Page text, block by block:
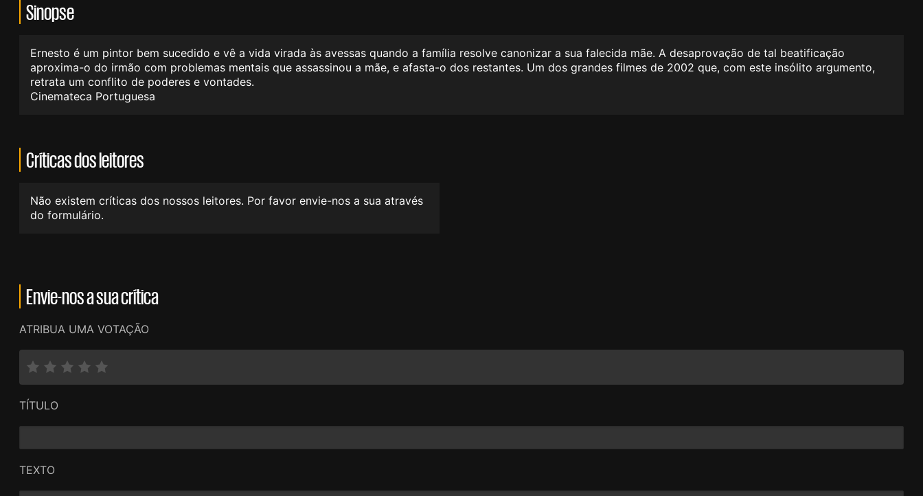
Sinopse
Ernesto é um pintor bem sucedido e vê a vida virada às avessas quando a família resolve canonizar a sua falecida mãe. A desaprovação de tal beatificação
aproxima-o do irmão com problemas mentais que assassinou a mãe, e afasta-o dos restantes. Um dos grandes filmes de 2002 que, com este insólito argumento,
retrata um conflito de poderes e vontades.
Cinemateca Portuguesa
Críticas dos leitores
Não existem críticas dos nossos leitores. Por favor envie-nos a sua através
do formulário.
Envie-nos a sua crítica
ATRIBUA UMA VOTAÇÃO
TÍTULO
TEXTO